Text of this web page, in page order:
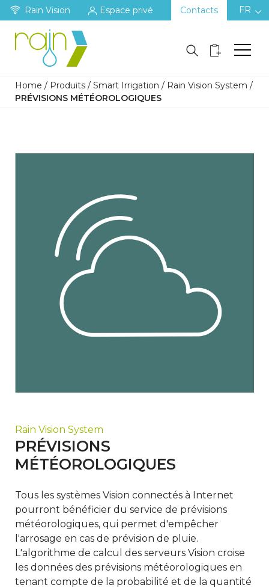
Rain Vision Espace privé Contacts FR
Home / Produits / Smart Irrigation / Rain Vision System /
PRÉVISIONS MÉTÉOROLOGIQUES
Rain Vision System
PRÉVISIONS
MÉTÉOROLOGIQUES
Tous les systèmes Vision connectés à Internet
pourront bénéficier du service de prévisions
météorologiques, qui permet d'empêcher
l'arrosage en cas de prévision de pluie.
L'algorithme de calcul des serveurs Vision croise
les données des prévisions météorologiques en
tenant compte de la probabilité et de la quantité